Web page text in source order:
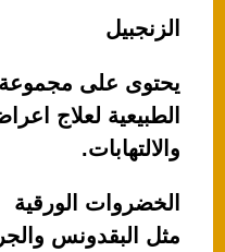
الزنجبيل
يحتوى على
الطبيعية لعلاج
والالتهابات.
الخضروات الورقية
مثل البقدونس